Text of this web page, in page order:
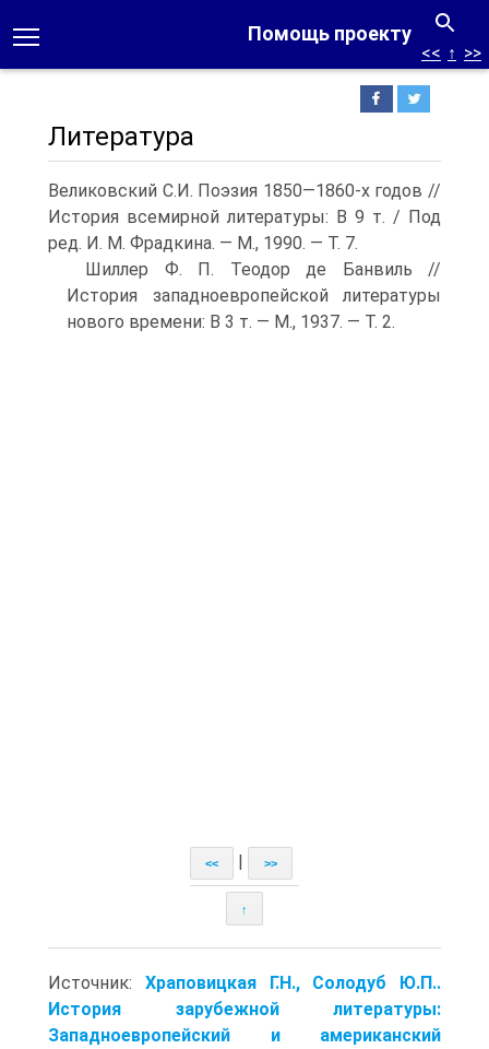
Помощь проекту
<< ↑ >>
Литература
Великовский С.И. Поэзия 1850—1860-х годов //
История всемирной литературы: В 9 т. / Под
ред. И. М. Фрадкина. — М., 1990. — Т. 7.
Шиллер Ф. П. Теодор де Банвиль //
История западноевропейской литературы
нового времени: В 3 т. — М., 1937. — Т. 2.
<< >>
↑
Источник: Храповицкая Г.Н., Солодуб Ю.П..
История зарубежной литературы:
Западноевропейский и американский